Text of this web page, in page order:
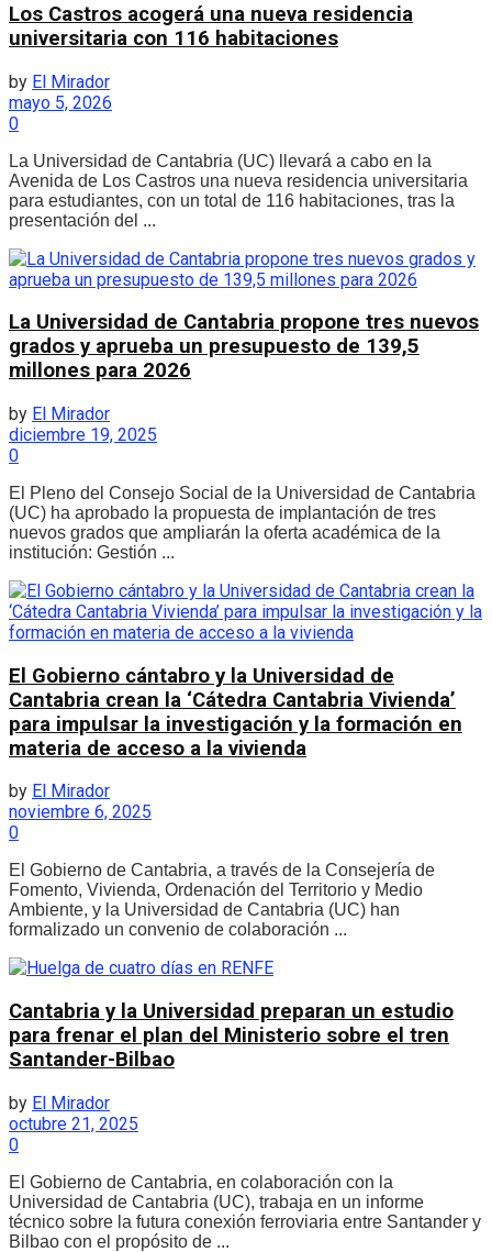
Los Castros acogerá una nueva residencia
universitaria con 116 habitaciones
by El Mirador
mayo 5, 2026
0
La Universidad de Cantabria (UC) llevará a cabo en la
Avenida de Los Castros una nueva residencia universitaria
para estudiantes, con un total de 116 habitaciones, tras la
presentación del ...
La Universidad de Cantabria propone tres nuevos
grados y aprueba un presupuesto de 139,5
millones para 2026
by El Mirador
diciembre 19, 2025
0
El Pleno del Consejo Social de la Universidad de Cantabria
(UC) ha aprobado la propuesta de implantación de tres
nuevos grados que ampliarán la oferta académica de la
institución: Gestión ...
El Gobierno cántabro y la Universidad de
Cantabria crean la ‘Cátedra Cantabria Vivienda’
para impulsar la investigación y la formación en
materia de acceso a la vivienda
by El Mirador
noviembre 6, 2025
0
El Gobierno de Cantabria, a través de la Consejería de
Fomento, Vivienda, Ordenación del Territorio y Medio
Ambiente, y la Universidad de Cantabria (UC) han
formalizado un convenio de colaboración ...
Cantabria y la Universidad preparan un estudio
para frenar el plan del Ministerio sobre el tren
Santander-Bilbao
by El Mirador
octubre 21, 2025
0
El Gobierno de Cantabria, en colaboración con la
Universidad de Cantabria (UC), trabaja en un informe
técnico sobre la futura conexión ferroviaria entre Santander y
Bilbao con el propósito de ...